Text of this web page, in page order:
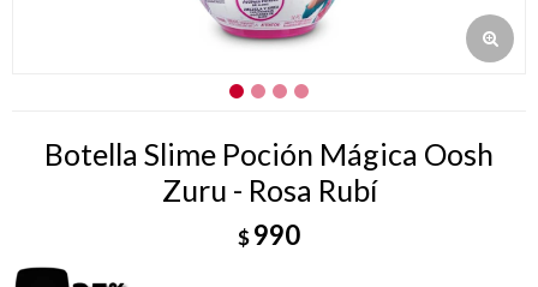
Botella Slime Poción Mágica Oosh
Zuru - Rosa Rubí
$990